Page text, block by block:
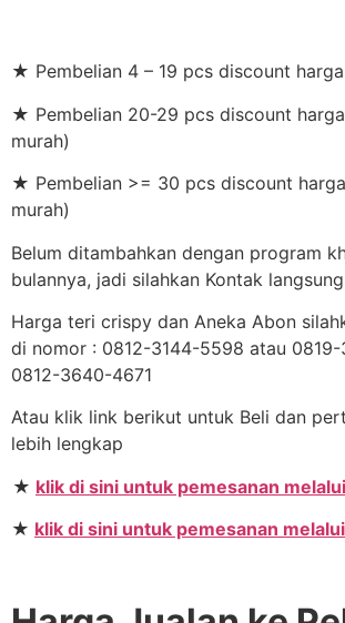
★ Pembelian 4 – 19 pcs discount harga
★ Pembelian 20-29 pcs discount
murah)
★ Pembelian >= 30 pcs discount
murah)
Belum ditambahkan dengan program
bulannya, jadi silahkan Kontak
Harga teri crispy dan Aneka Abon
di nomor : 0812-3144-5598 atau
0812-3640-4671
Atau klik link berikut untuk Beli dan
lebih lengkap
★ klik di sini untuk pemesanan
★ klik di sini untuk pemesanan